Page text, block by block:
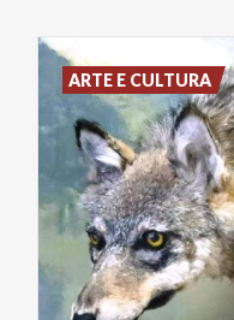
ARTE E CULTURA